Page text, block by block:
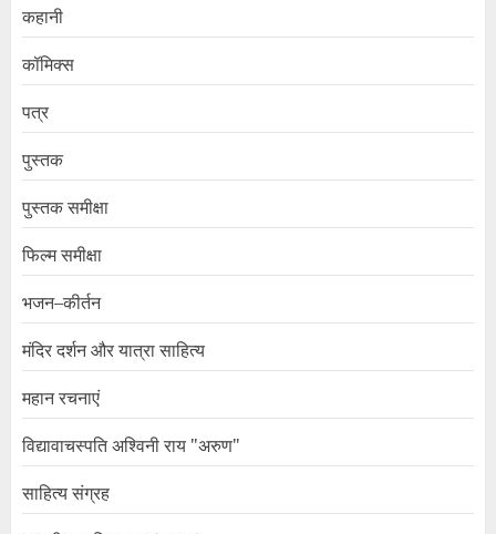
कहानी
कॉमिक्स
पत्र
पुस्तक
पुस्तक समीक्षा
फिल्म समीक्षा
भजन–कीर्तन
मंदिर दर्शन और यात्रा साहित्य
महान रचनाएं
विद्यावाचस्पति अश्विनी राय "अरुण"
साहित्य संग्रह